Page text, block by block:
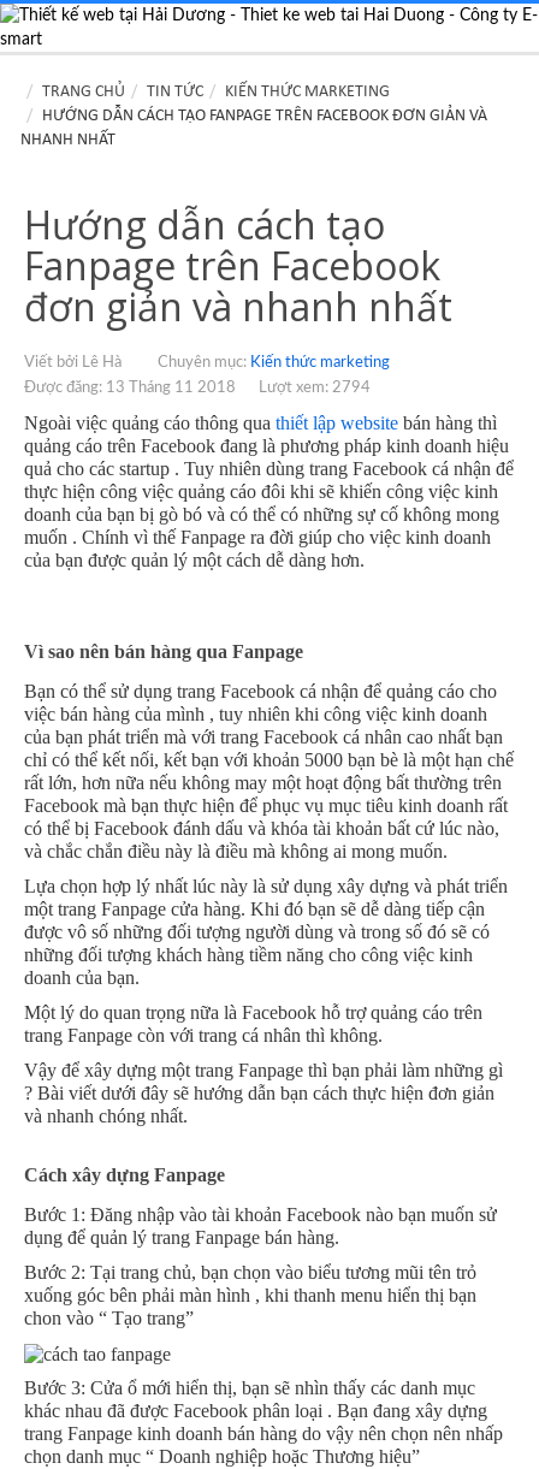
TRANG CHỦ TIN TỨC
KIẾN THỨC MARKETING
HƯỚNG DẪN CÁCH TẠO FANPAGE TRÊN FACEBOOK ĐƠN GIẢN VÀ
NHANH NHẤT
Hướng dẫn cách tạo
Fanpage trên Facebook
đơn giản và nhanh nhất
Viết bởi Lê Hà Chuyên mục: Kiến thức marketing
Được đăng: 13 Tháng 11 2018
Lượt xem: 2794
Ngoài việc quảng cáo thông qua thiết lập website bán hàng thì
quảng cáo trên Facebook đang là phương pháp kinh doanh hiệu
quả cho các startup . Tuy nhiên dùng trang Facebook cá nhận để
thực hiện công việc quảng cáo đôi khi sẽ khiến công việc kinh
doanh của bạn bị gò bó và có thể có những sự cố không mong
muốn . Chính vì thế Fanpage ra đời giúp cho việc kinh doanh
của bạn được quản lý một cách dễ dàng hơn.
Vì sao nên bán hàng qua Fanpage
Bạn có thể sử dụng trang Facebook cá nhận để quảng cáo cho
việc bán hàng của mình , tuy nhiên khi công việc kinh doanh
của bạn phát triển mà với trang Facebook cá nhân cao nhất bạn
chỉ có thể kết nối, kết bạn với khoản 5000 bạn bè là một hạn chế
rất lớn, hơn nữa nếu không may một hoạt động bất thường trên
Facebook mà bạn thực hiện để phục vụ mục tiêu kinh doanh rất
có thể bị Facebook đánh dấu và khóa tài khoản bất cứ lúc nào,
và chắc chắn điều này là điều mà không ai mong muốn.
Lựa chọn hợp lý nhất lúc này là sử dụng xây dựng và phát triển
một trang Fanpage cửa hàng. Khi đó bạn sẽ dễ dàng tiếp cận
được vô số những đối tượng người dùng và trong số đó sẽ có
những đối tượng khách hàng tiềm năng cho công việc kinh
doanh của bạn.
Một lý do quan trọng nữa là Facebook hỗ trợ quảng cáo trên
trang Fanpage còn với trang cá nhân thì không.
Vậy để xây dựng một trang Fanpage thì bạn phải làm những gì
? Bài viết dưới đây sẽ hướng dẫn bạn cách thực hiện đơn giản
và nhanh chóng nhất.
Cách xây dựng Fanpage
Bước 1: Đăng nhập vào tài khoản Facebook nào bạn muốn sử
dụng để quản lý trang Fanpage bán hàng.
Bước 2: Tại trang chủ, bạn chọn vào biểu tương mũi tên trỏ
xuống góc bên phải màn hình , khi thanh menu hiển thị bạn
chon vào “ Tạo trang”
Bước 3: Cửa ổ mới hiển thị, bạn sẽ nhìn thấy các danh mục
khác nhau đã được Facebook phân loại . Bạn đang xây dựng
trang Fanpage kinh doanh bán hàng do vậy nên chọn nên nhấp
chọn danh mục “ Doanh nghiệp hoặc Thương hiệu”